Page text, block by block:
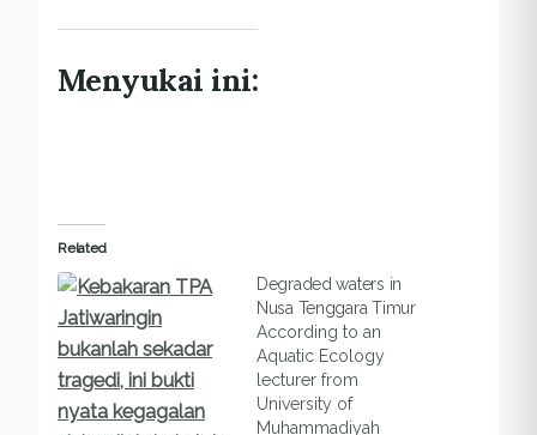
Menyukai ini:
Related
Degraded waters in
Nusa Tenggara Timur
According to an
Aquatic Ecology
lecturer from
University of
Muhammadiyah